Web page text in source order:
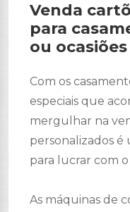
Venda
para
ou
Com os
especiais que
mergulhar na
personalizados
para lucrar com
As máquinas de